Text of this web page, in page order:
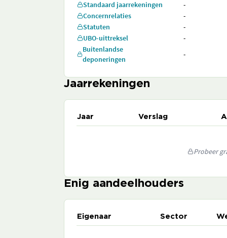
Standaard jaarrekeningen
-
Concernrelaties
-
Statuten
-
UBO-uittreksel
-
Buitenlandse
deponeringen
-
Jaarrekeningen
Jaar Verslag
Probeer
Enig aandeelhouders
Eigenaar Sector